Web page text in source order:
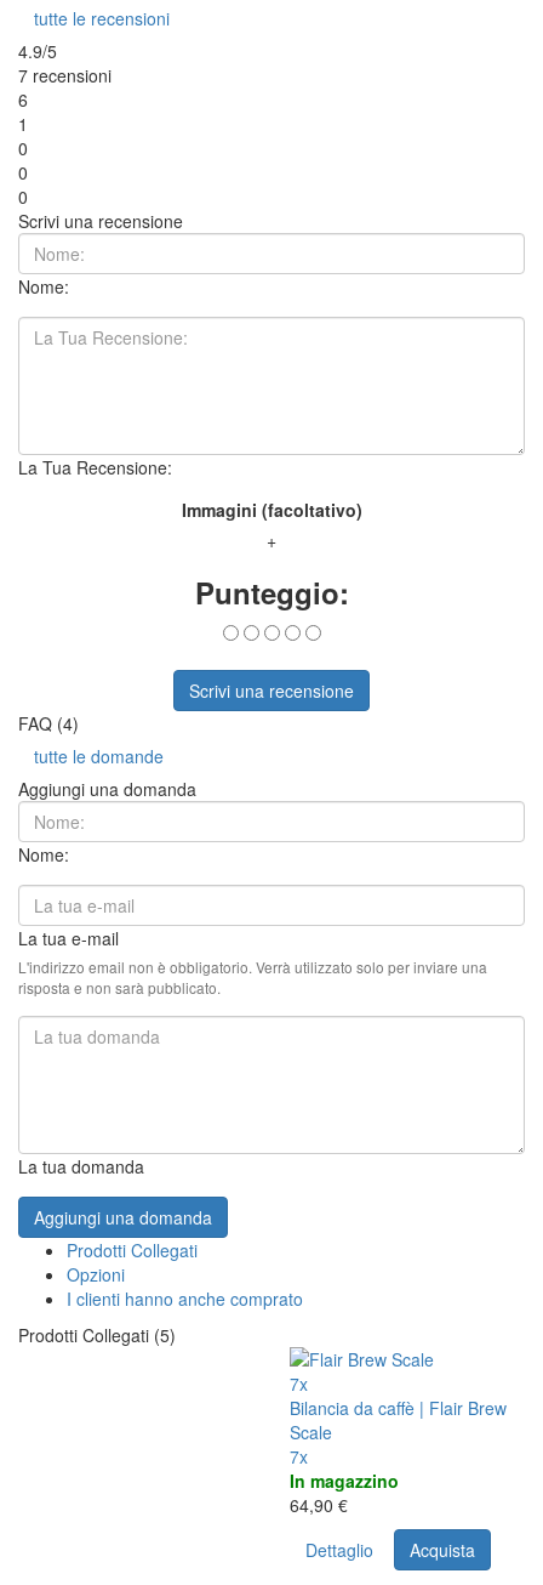
tutte le recensioni
4.9/5
7 recensioni
6
1
0
0
0
Scrivi una recensione
Nome:
La Tua Recensione:
Immagini (facoltativo)
+
Punteggio:
Scrivi una recensione
FAQ (4)
tutte le domande
Aggiungi una domanda
Nome:
La tua e-mail
L'indirizzo email non è obbligatorio. Verrà utilizzato solo per inviare una
risposta e non sarà pubblicato.
La tua domanda
Aggiungi una domanda
Prodotti Collegati
Opzioni
I clienti hanno anche comprato
Prodotti Collegati (5)
7x
Bilancia da caffè | Flair Brew
Scale
7x
In magazzino
64,90 €
Dettaglio
Acquista